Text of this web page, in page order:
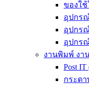
ของใช้
อุปกร
อุปกร
อุปกร
งานพิมพ์ ง
Post
กระด